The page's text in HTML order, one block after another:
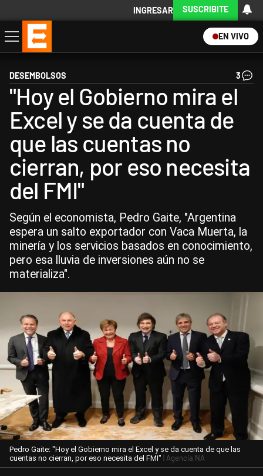
INGRESAR SUSCRIBITE
EN VIVO
Economía
Política
Internacional
Actualidad
Descargá la App
DESEMBOLSOS 3
"Hoy el Gobierno mira el
Excel y se da cuenta de
que las cuentas no
cierran, por eso necesita
del FMI"
Según el economista, Pedro Gaite, "Argentina
espera un salto exportador con Vaca Muerta, la
minería y los servicios basados en conocimiento,
pero esa lluvia de inversiones aún no se
materializa".
Pedro Gaite: "Hoy el Gobierno mira el Excel y se da cuenta de que las
cuentas no cierran, por eso necesita del FMI" | Agencia NA